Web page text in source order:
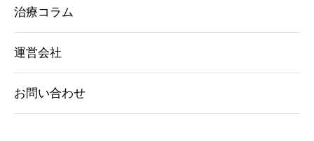
治療コラム
運営会社
お問い合わせ